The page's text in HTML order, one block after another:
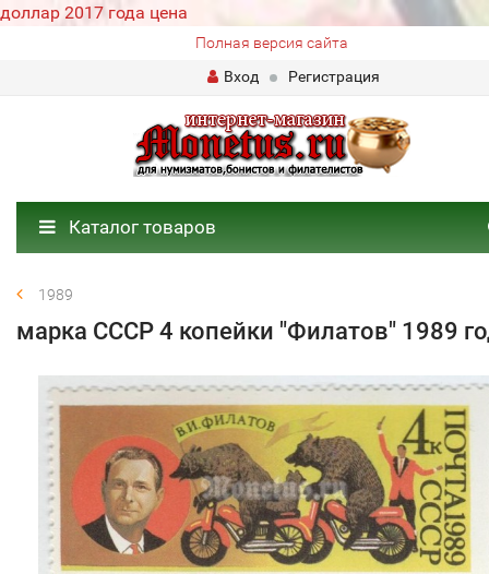
доллар 2017 года цена
Полная версия сайта
Вход
Регистрация
Каталог товаров
1989
марка СССР 4 копейки "Филатов" 1989